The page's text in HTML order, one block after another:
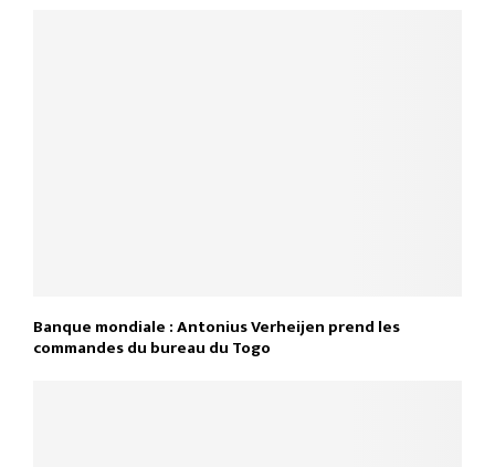
Banque mondiale : Antonius Verheijen prend les
commandes du bureau du Togo